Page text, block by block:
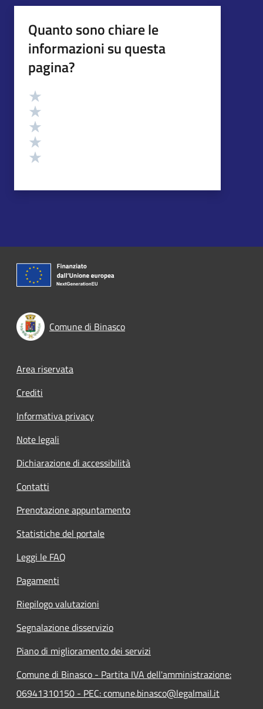
Quanto sono chiare le
informazioni su questa
pagina?
Valutazione
Comune di Binasco
Footer menu
Area riservata
Crediti
Informativa privacy
Note legali
Dichiarazione di accessibilità
Contatti
Prenotazione appuntamento
Statistiche del portale
Leggi le FAQ
Pagamenti
Riepilogo valutazioni
Segnalazione disservizio
Piano di miglioramento dei servizi
Comune di Binasco - Partita IVA dell'amministrazione:
06941310150 - PEC: comune.binasco@legalmail.it